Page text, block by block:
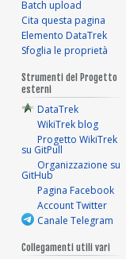
Batch upload
Cita questa pagina
Elemento DataTrek
Sfoglia le proprietà
Strumenti del Progetto
esterni
DataTrek
WikiTrek blog
Progetto WikiTrek
su GitPull
Organizzazione su
GitHub
Pagina Facebook
Account Twitter
Canale Telegram
Collegamenti utili vari